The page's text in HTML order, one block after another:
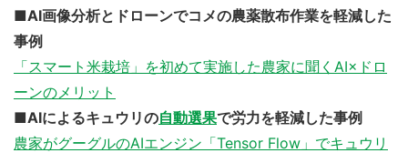
■AI画像分析とドローンでコメの農薬散布作業を軽減した
事例
「スマート米栽培」を初めて実施した農家に聞くAI×ドロ
ーンのメリット
■AIによるキュウリの自動選果で労力を軽減した事例
農家がグーグルのAIエンジン「Tensor Flow」でキュウリ